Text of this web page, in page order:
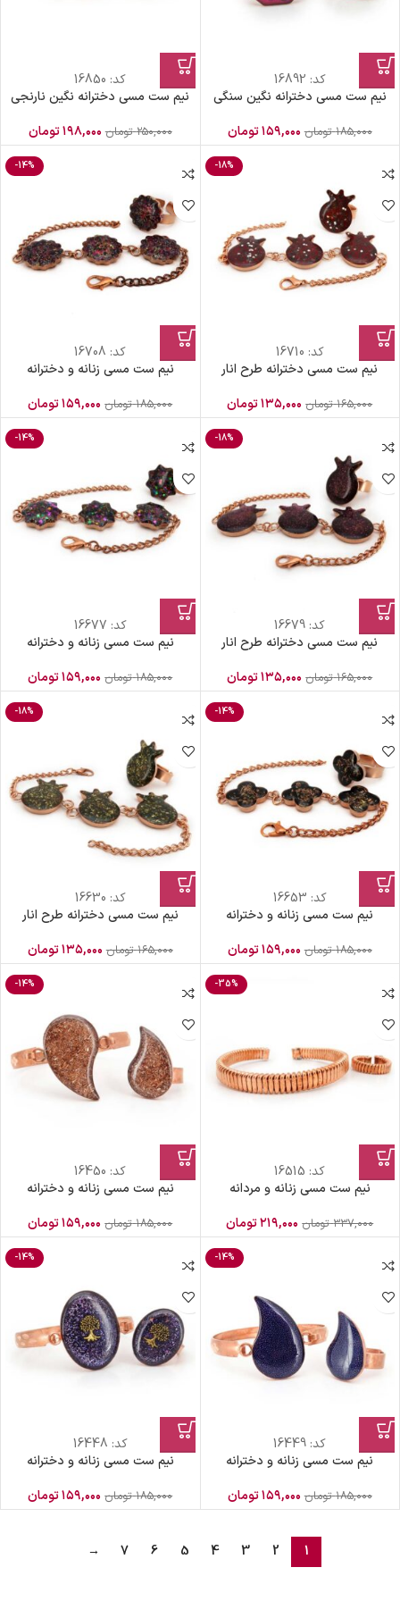
کد: 16892
نیم ست مسی دخترانه نگین سنگی
۱۸۵,۰۰۰ تومان ۱۵۹,۰۰۰تومان
کد: 16850
نیم ست مسی دخترانه نگین نارنجی
۲۵۰,۰۰۰ تومان ۱۹۸,۰۰۰تومان
-18%
کد: 16710
نیم ست مسی دخترانه طرح انار
۱۶۵,۰۰۰ تومان ۱۳۵,۰۰۰تومان
-14%
کد: 16708
نیم ست مسی زنانه و دخترانه
۱۸۵,۰۰۰ تومان ۱۵۹,۰۰۰تومان
-18%
کد: 16679
نیم ست مسی دخترانه طرح انار
۱۶۵,۰۰۰ تومان ۱۳۵,۰۰۰تومان
-14%
کد: 16677
نیم ست مسی زنانه و دخترانه
۱۸۵,۰۰۰ تومان ۱۵۹,۰۰۰تومان
-14%
کد: 16653
نیم ست مسی زنانه و دخترانه
۱۸۵,۰۰۰ تومان ۱۵۹,۰۰۰تومان
-18%
کد: 16630
نیم ست مسی دخترانه طرح انار
۱۶۵,۰۰۰ تومان ۱۳۵,۰۰۰تومان
-35%
کد: 16515
نیم ست مسی زنانه و مردانه
۳۳۷,۰۰۰ تومان ۲۱۹,۰۰۰تومان
-14%
کد: 16450
نیم ست مسی زنانه و دخترانه
۱۸۵,۰۰۰ تومان ۱۵۹,۰۰۰تومان
-14%
کد: 16449
نیم ست مسی زنانه و دخترانه
۱۸۵,۰۰۰ تومان ۱۵۹,۰۰۰تومان
-14%
کد: 16448
نیم ست مسی زنانه و دخترانه
۱۸۵,۰۰۰ تومان ۱۵۹,۰۰۰تومان
1
2
3
4
5
6
7
→